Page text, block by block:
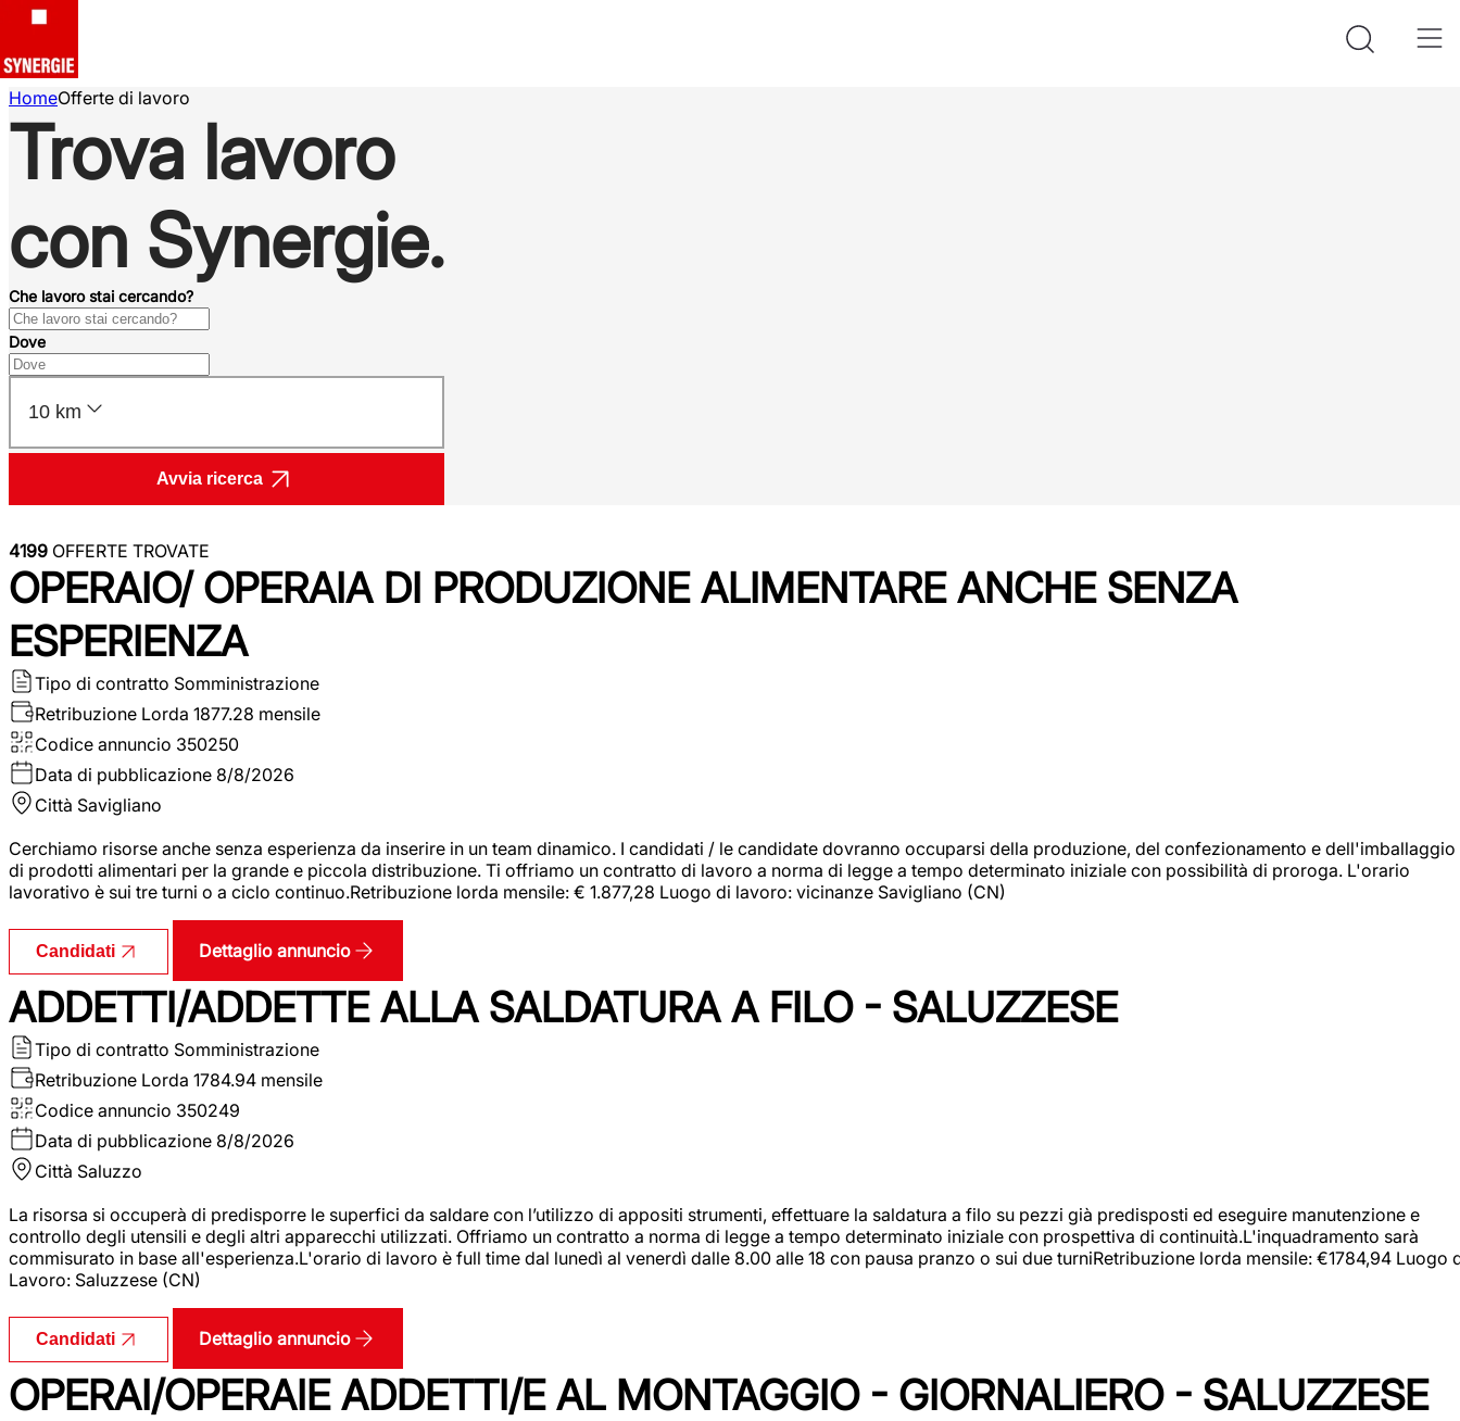
HomeOfferte di lavoro
Trova lavoro
con Synergie.
Che lavoro stai cercando?
Dove
10 km
Avvia ricerca
4199 OFFERTE TROVATE
OPERAIO/ OPERAIA DI PRODUZIONE ALIMENTARE ANCHE SENZA
ESPERIENZA
Tipo di contratto Somministrazione
Retribuzione Lorda 1877.28 mensile
Codice annuncio 350250
Data di pubblicazione 8/8/2026
Città Savigliano
Cerchiamo risorse anche senza esperienza da inserire in un team dinamico. I candidati / le candidate dovranno occuparsi della produzione, del confezionamento e dell'imballaggio
di prodotti alimentari per la grande e piccola distribuzione. Ti offriamo un contratto di lavoro a norma di legge a tempo determinato iniziale con possibilità di proroga. L'orario
lavorativo è sui tre turni o a ciclo continuo.Retribuzione lorda mensile: € 1.877,28 Luogo di lavoro: vicinanze Savigliano (CN)
Candidati Dettaglio annuncio
ADDETTI/ADDETTE ALLA SALDATURA A FILO - SALUZZESE
Tipo di contratto Somministrazione
Retribuzione Lorda 1784.94 mensile
Codice annuncio 350249
Data di pubblicazione 8/8/2026
Città Saluzzo
La risorsa si occuperà di predisporre le superfici da saldare con l’utilizzo di appositi strumenti, effettuare la saldatura a filo su pezzi già predisposti ed eseguire manutenzione e
controllo degli utensili e degli altri apparecchi utilizzati. Offriamo un contratto a norma di legge a tempo determinato iniziale con prospettiva di continuità.L'inquadramento sarà
commisurato in base all'esperienza.L'orario di lavoro è full time dal lunedì al venerdì dalle 8.00 alle 18 con pausa pranzo o sui due turniRetribuzione lorda mensile: €1784,94 Luogo
Lavoro: Saluzzese (CN)
Candidati Dettaglio annuncio
OPERAI/OPERAIE ADDETTI/E AL MONTAGGIO - GIORNALIERO - SALUZZESE